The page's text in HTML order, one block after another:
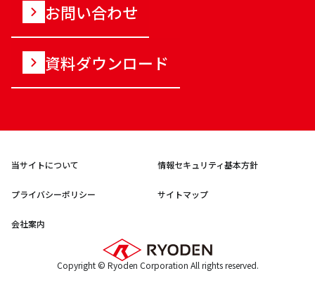
お問い合わせ
資料ダウンロード
当サイトについて 情報セキュリティ基本方針
プライバシーポリシー サイトマップ
会社案内
Copyright © Ryoden Corporation All rights reserved.